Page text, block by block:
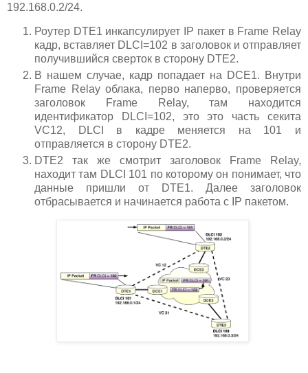
192.168.0.2/24.
Роутер DTE1 инкапсулирует IP пакет в Frame Relay
кадр, вставляет DLCI=102 в заголовок и отправляет
получившийся сверток в сторону DTE2.
В нашем случае, кадр попадает на DCE1. Внутри
Frame Relay облака, перво наперво, проверяется
заголовок Frame Relay, там находится
идентификатор DLCI=102, это это часть секита
VC12, DLCI в кадре меняется на 101 и
отправляется в сторону DTE2.
DTE2 так же смотрит заголовок Frame Relay,
находит там DLCI 101 по которому он понимает, что
данные пришли от DTE1. Далее заголовок
отбрасывается и начинается работа с IP пакетом.